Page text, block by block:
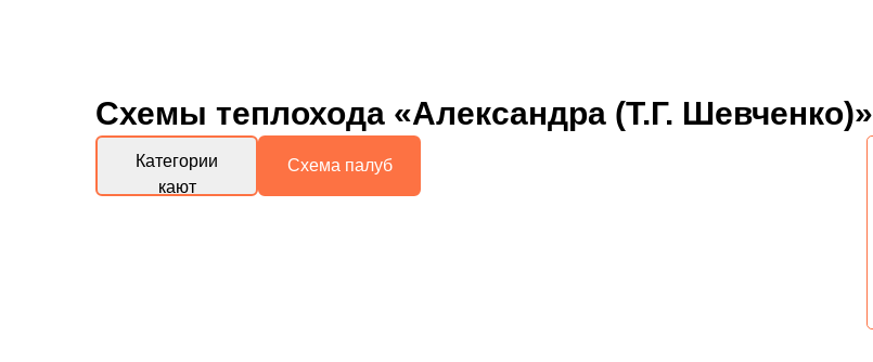
Схемы теплохода «Александра (Т.Г. Шевченко)»
Категории
кают
Схема палуб